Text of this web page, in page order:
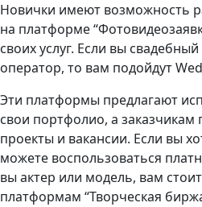
Новички имеют возможность
на платформе
своих услуг. Если вы
оператор, то вам подойдут
Эти платформы предлагают
свои портфолио, а заказчикам
проекты и вакансии. Если вы
можете воспользоваться
вы актер или модель, вам
платформам “Творческая